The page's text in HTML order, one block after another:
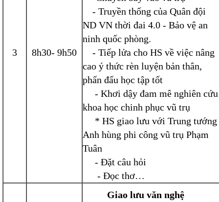
3 8h30- 9h50
- Truyền thống của Quân đội
ND VN thời đai 4.0 - Bảo vệ an
ninh quốc phòng.
- Tiếp lửa cho HS về việc nâng
cao ý thức rèn luyện bản thân,
phấn đấu học tập tốt
- Khơi dậy đam mê nghiên cứu
khoa học chinh phục vũ trụ
* HS giao lưu với Trung tướng
Anh hùng phi công vũ trụ Phạm
Tuân
- Đặt câu hỏi
- Đọc thơ…
Giao lưu văn nghệ